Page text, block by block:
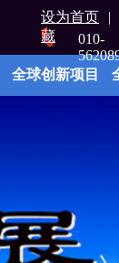
010-
设为首页 |
藏
全球创新项目